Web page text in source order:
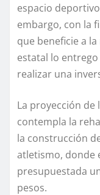
espacio
embargo, con la
que beneficie a
estatal lo
realizar una
La proyección
contempla la
la construcción
atletismo, donde
presupuestada
pesos.